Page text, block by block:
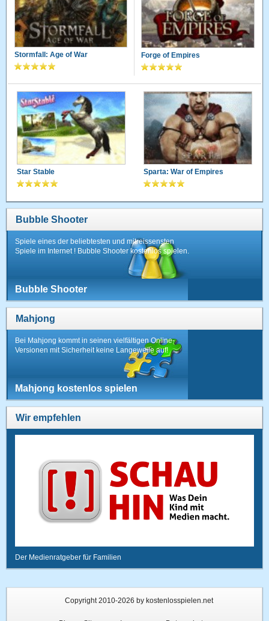
Stormfall: Age of War Forge of Empires
Star Stable Sparta: War of Empires
Bubble Shooter
Spiele eines der beliebtesten und mitreissensten
Spiele im Internet ! Bubble Shooter kostenlos spielen.
Bubble Shooter
Mahjong
Bei Mahjong kommt in seinen vielfältigen Online-
Versionen mit Sicherheit keine Langeweile auf!
Mahjong kostenlos spielen
Wir empfehlen
Der Medienratgeber für Familien
Copyright 2010-2026 by kostenlosspielen.net